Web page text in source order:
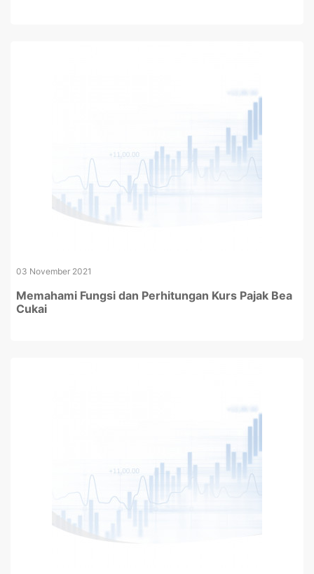
03 November 2021
Memahami Fungsi dan Perhitungan Kurs Pajak Bea
Cukai